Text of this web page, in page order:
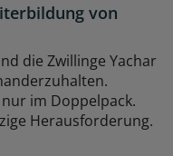
von
die Zwillinge Yachar
im Doppelpack.
Herausforderung.